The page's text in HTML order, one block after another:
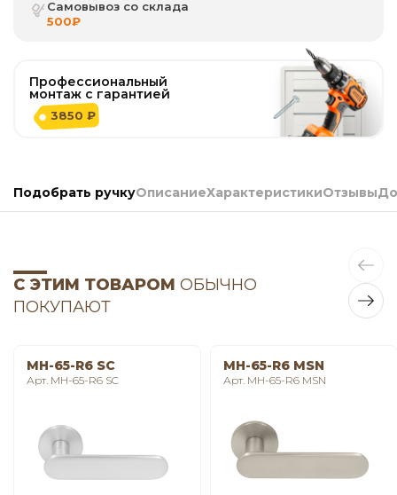
Самовывоз со склада
500₽
Профессиональный
монтаж с гарантией
3850 ₽
Подобрать ручкуОписаниеХарактеристикиОтзывы
С ЭТИМ ТОВАРОМ ОБЫЧНО
ПОКУПАЮТ
MH-65-R6 SC
Арт. MH-65-R6 SC
MH-65-R6 MSN
Арт. MH-65-R6 MSN